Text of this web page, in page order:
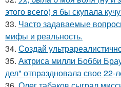
этого всего) я бы скупала
33. Часто задаваемые
мифы и реальность.
34. Создай
35. Актриса милли Бобби
дел" отпраздновала свое 22-